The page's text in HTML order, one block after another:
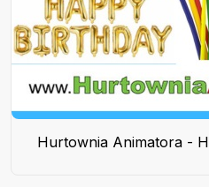
Hurtownia Animatora -